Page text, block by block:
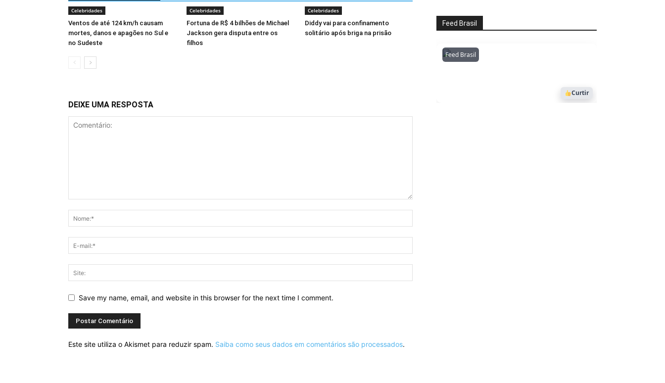
Celebridades
Ventos de até 124 km/h causam
mortes, danos e apagões no Sul e
no Sudeste
Celebridades
Fortuna de R$ 4 bilhões de Michael
Jackson gera disputa entre os
filhos
Celebridades
Diddy vai para confinamento
solitário após briga na prisão
DEIXE UMA RESPOSTA
Save my name, email, and website in this browser for the next time I comment.
Este site utiliza o Akismet para reduzir spam. Saiba como seus dados em comentários são processados.
Feed Brasil
Feed BrasilAmazonianarede
1053
Curtir